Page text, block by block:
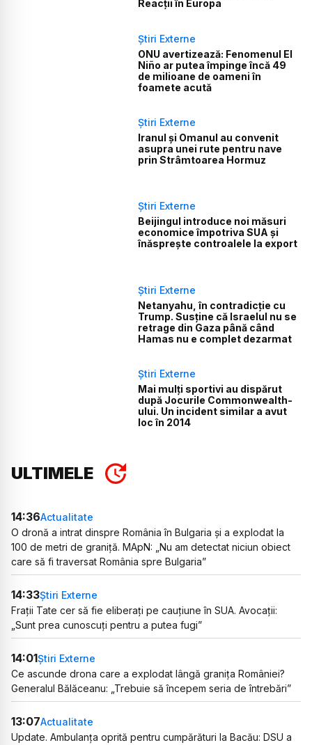
Reacții în Europa
Știri Externe
ONU avertizează: Fenomenul El
Niño ar putea împinge încă 49
de milioane de oameni în
foamete acută
Știri Externe
Iranul și Omanul au convenit
asupra unei rute pentru nave
prin Strâmtoarea Hormuz
Știri Externe
Beijingul introduce noi măsuri
economice împotriva SUA și
înăsprește controalele la export
Știri Externe
Netanyahu, în contradicție cu
Trump. Susține că Israelul nu se
retrage din Gaza până când
Hamas nu e complet dezarmat
Știri Externe
Mai mulți sportivi au dispărut
după Jocurile Commonwealth-
ului. Un incident similar a avut
loc în 2014
ULTIMELE
14:36Actualitate
O dronă a intrat dinspre România în Bulgaria și a explodat la
100 de metri de graniță. MApN: „Nu am detectat niciun obiect
care să fi traversat România spre Bulgaria”
14:33Știri Externe
Frații Tate cer să fie eliberați pe cauțiune în SUA. Avocații:
„Sunt prea cunoscuți pentru a putea fugi”
14:01Știri Externe
Ce ascunde drona care a explodat lângă granița României?
Generalul Bălăceanu: „Trebuie să începem seria de întrebări”
13:07Actualitate
Update. Ambulanța oprită pentru cumpărături la Bacău: DSU a